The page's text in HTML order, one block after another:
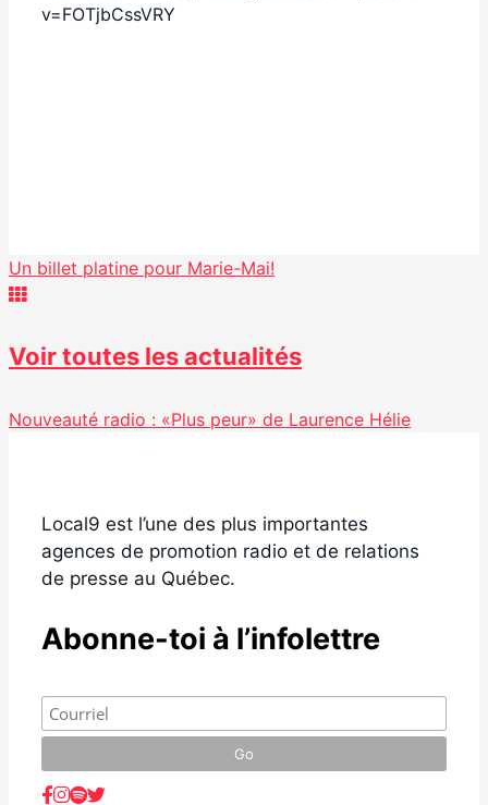
v=FOTjbCssVRY
Un billet platine pour Marie-Mai!
Voir toutes les actualités
Nouveauté radio : «Plus peur» de Laurence Hélie
Local9 est l’une des plus importantes
agences de promotion radio et de relations
de presse au Québec.
Abonne-toi à l’infolettre